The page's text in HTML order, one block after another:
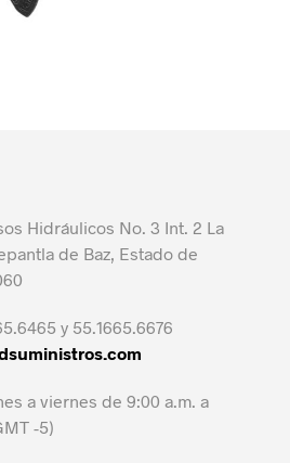
Hidráulicos No. 3 Int. 2 La
de Baz, Estado de
y 55.1665.6676
a viernes de 9:00 a.m. a
-5)